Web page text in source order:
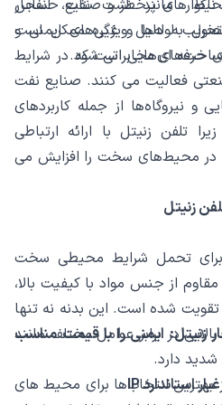
مانند نشت نفت، انفجار
لوله‌ها و غیره ممکن است
مخابراتی شود.
های پرخطر و صنایع حساس
به دلیل ویژگی‌های ایمنی و
حرفه ‌ای‌هایی است که در شرایط
فعالیت می ‌کنند. صنایع نفت
و نیروگاه‌ها از جمله کاربردهای
تلفن زنیتل با ارائه ارتباطی
در محیط‌های سخت را افزایش می‌
زنیتل
تحمل شرایط محیطی سخت
از جنس مواد با کیفیت بالا،
تقویت شده است. این بدنه نه تنها
در برابر عوامل مختلف مانند
شدید دارد.
زنیتل: ایمنی را با قیمت مناسب
بهترین انتخاب‌ها برای محیط ‌های